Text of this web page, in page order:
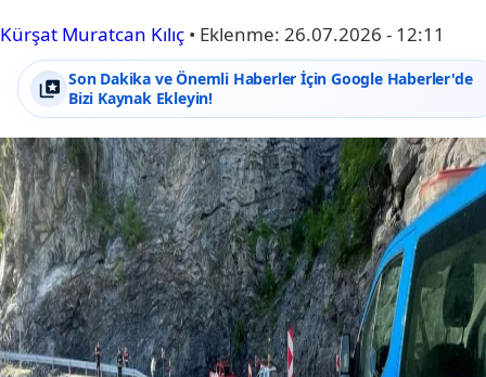
Kürşat Muratcan Kılıç • Eklenme: 26.07.2026 - 12:11
Son Dakika ve Önemli Haberler İçin Google Haberler'de
Bizi Kaynak Ekleyin!